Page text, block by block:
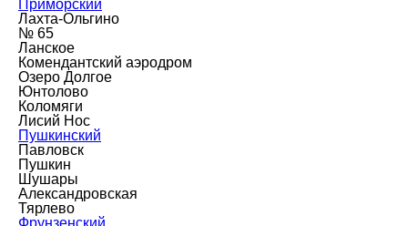
Приморский
Лахта-Ольгино
№ 65
Ланское
Комендантский аэродром
Озеро Долгое
Юнтолово
Коломяги
Лисий Нос
Пушкинский
Павловск
Пушкин
Шушары
Александровская
Тярлево